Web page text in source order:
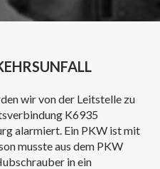
wir von der Leitstelle zu
K6935
alarmiert. Ein PKW ist mit
musste aus dem PKW
in ein